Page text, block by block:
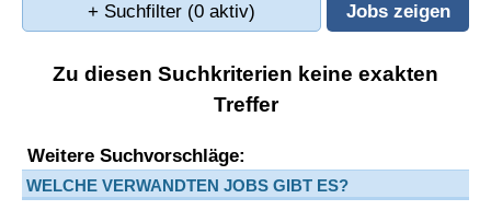
+ Suchfilter (0 aktiv)
Zu diesen Suchkriterien keine exakten
Treffer
Weitere Suchvorschläge:
WELCHE VERWANDTEN JOBS GIBT ES?